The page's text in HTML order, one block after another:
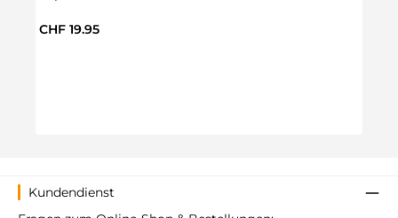
Regulärer Preis:
CHF 19.95
Kundendienst